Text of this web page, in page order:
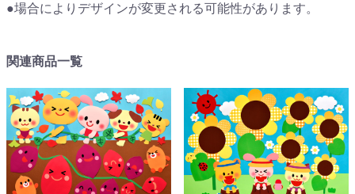
●場合によりデザインが変更される可能性があります。
関連商品一覧